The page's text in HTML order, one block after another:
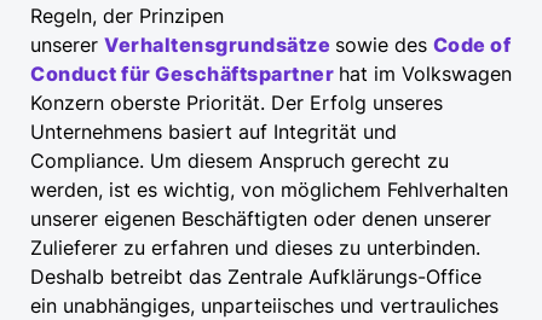
Regeln, der Prinzipen
unserer Verhaltensgrundsätze sowie des Code of
Conduct für Geschäftspartner hat im Volkswagen
Konzern oberste Priorität. Der Erfolg unseres
Unternehmens basiert auf Integrität und
Compliance. Um diesem Anspruch gerecht zu
werden, ist es wichtig, von möglichem Fehlverhalten
unserer eigenen Beschäftigten oder denen unserer
Zulieferer zu erfahren und dieses zu unterbinden.
Deshalb betreibt das Zentrale Aufklärungs-Office
ein unabhängiges, unparteiisches und vertrauliches